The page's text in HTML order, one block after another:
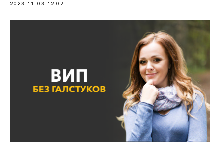
2023-11-03 12:07